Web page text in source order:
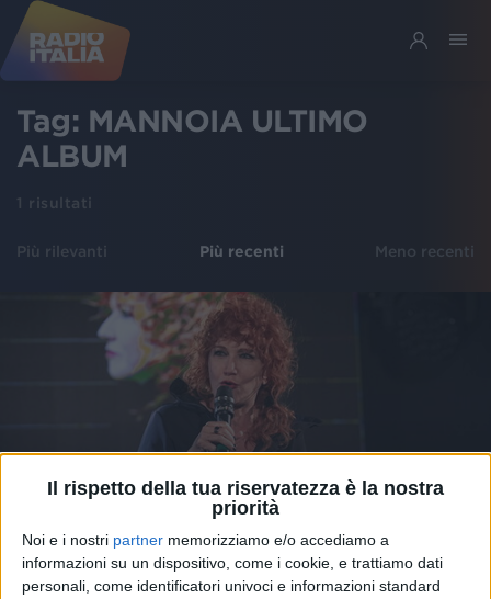
Il rispetto della tua riservatezza è la nostra
priorità
Noi e i nostri partner memorizziamo e/o accediamo a
informazioni su un dispositivo, come i cookie, e trattiamo dati
personali, come identificatori univoci e informazioni standard
Tag: MANNOIA ULTIMO
ALBUM
1 risultati
Più rilevanti Più recenti Meno recenti
01 apr 2019